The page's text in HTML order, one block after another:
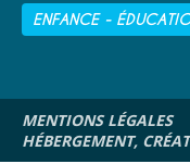
ENFANCE -
MENTIONS LÉGALES
HÉBERGEMENT,